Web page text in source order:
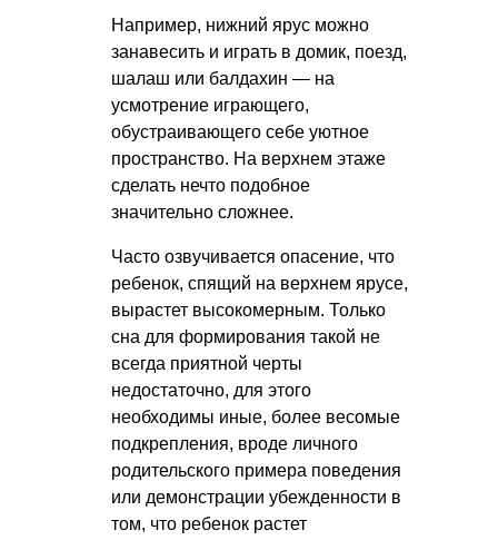
Например, нижний ярус можно
занавесить и играть в домик, поезд,
шалаш или балдахин — на
усмотрение играющего,
обустраивающего себе уютное
пространство. На верхнем этаже
сделать нечто подобное
значительно сложнее.
Часто озвучивается опасение, что
ребенок, спящий на верхнем ярусе,
вырастет высокомерным. Только
сна для формирования такой не
всегда приятной черты
недостаточно, для этого
необходимы иные, более весомые
подкрепления, вроде личного
родительского примера поведения
или демонстрации убежденности в
том, что ребенок растет